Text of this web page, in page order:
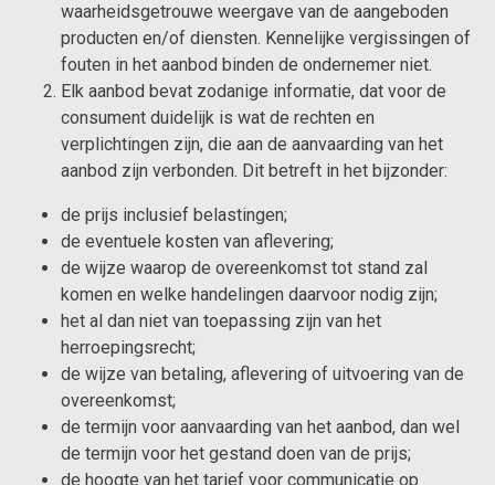
waarheidsgetrouwe weergave van de aangeboden
producten en/of diensten. Kennelijke vergissingen of
fouten in het aanbod binden de ondernemer niet.
Elk aanbod bevat zodanige informatie, dat voor de
consument duidelijk is wat de rechten en
verplichtingen zijn, die aan de aanvaarding van het
aanbod zijn verbonden. Dit betreft in het bijzonder:
de prijs inclusief belastingen;
de eventuele kosten van aflevering;
de wijze waarop de overeenkomst tot stand zal
komen en welke handelingen daarvoor nodig zijn;
het al dan niet van toepassing zijn van het
herroepingsrecht;
de wijze van betaling, aflevering of uitvoering van de
overeenkomst;
de termijn voor aanvaarding van het aanbod, dan wel
de termijn voor het gestand doen van de prijs;
de hoogte van het tarief voor communicatie op